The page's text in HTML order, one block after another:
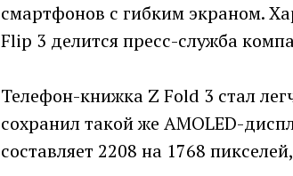
смартфонов с гибким экраном.
Flip 3 делится пресс-служба
Телефон-книжка Z Fold 3 стал
сохранил такой же AMOLED-
составляет 2208 на 1768